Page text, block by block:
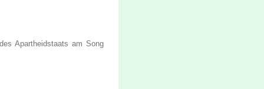
Apartheidstaats am Song